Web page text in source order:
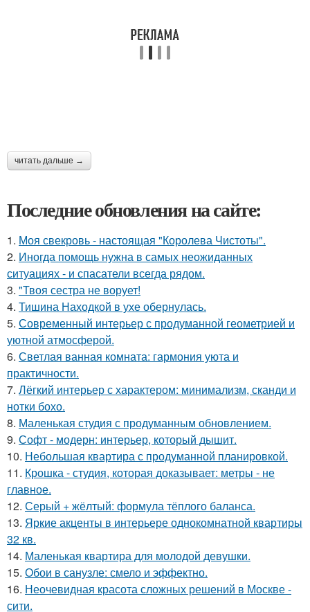
читать дальше →
Последние обновления на сайте:
1. Моя свекровь - настоящая "Королева Чистоты".
2. Иногда помощь нужна в самых неожиданных
ситуациях - и спасатели всегда рядом.
3. "Твоя сестра не ворует!
4. Тишина Находкой в ухе обернулась.
5. Современный интерьер с продуманной геометрией и
уютной атмосферой.
6. Светлая ванная комната: гармония уюта и
практичности.
7. Лёгкий интерьер с характером: минимализм, сканди и
нотки бохо.
8. Маленькая студия с продуманным обновлением.
9. Софт - модерн: интерьер, который дышит.
10. Небольшая квартира с продуманной планировкой.
11. Крошка - студия, которая доказывает: метры - не
главное.
12. Серый + жёлтый: формула тёплого баланса.
13. Яркие акценты в интерьере однокомнатной квартиры
32 кв.
14. Маленькая квартира для молодой девушки.
15. Обои в санузле: смело и эффектно.
16. Неочевидная красота сложных решений в Москве -
сити.